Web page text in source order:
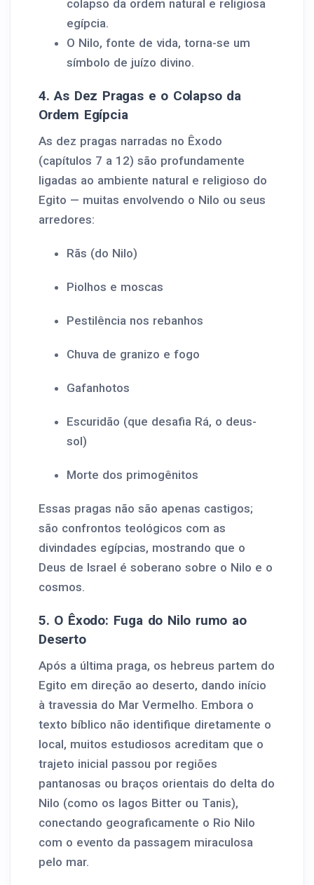
colapso da ordem natural e religiosa
egípcia.
O Nilo, fonte de vida, torna-se um
símbolo de juízo divino.
4. As Dez Pragas e o Colapso da
Ordem Egípcia
As dez pragas narradas no Êxodo
(capítulos 7 a 12) são profundamente
ligadas ao ambiente natural e religioso do
Egito — muitas envolvendo o Nilo ou seus
arredores:
Rãs (do Nilo)
Piolhos e moscas
Pestilência nos rebanhos
Chuva de granizo e fogo
Gafanhotos
Escuridão (que desafia Rá, o deus-
sol)
Morte dos primogênitos
Essas pragas não são apenas castigos;
são confrontos teológicos com as
divindades egípcias, mostrando que o
Deus de Israel é soberano sobre o Nilo e o
cosmos.
5. O Êxodo: Fuga do Nilo rumo ao
Deserto
Após a última praga, os hebreus partem do
Egito em direção ao deserto, dando início
à travessia do Mar Vermelho. Embora o
texto bíblico não identifique diretamente o
local, muitos estudiosos acreditam que o
trajeto inicial passou por regiões
pantanosas ou braços orientais do delta do
Nilo (como os lagos Bitter ou Tanis),
conectando geograficamente o Rio Nilo
com o evento da passagem miraculosa
pelo mar.